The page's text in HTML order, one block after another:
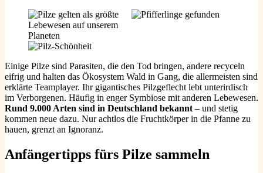
Einige Pilze sind Parasiten, die den Tod bringen, andere recyceln
eifrig und halten das Ökosystem Wald in Gang, die allermeisten sind
erklärte Teamplayer. Ihr gigantisches Pilzgeflecht lebt unterirdisch
im Verborgenen. Häufig in enger Symbiose mit anderen Lebewesen.
Rund 9.000 Arten sind in Deutschland bekannt – und stetig
kommen neue dazu. Nur achtlos die Fruchtkörper in die Pfanne zu
hauen, grenzt an Ignoranz.
Anfängertipps fürs Pilze sammeln